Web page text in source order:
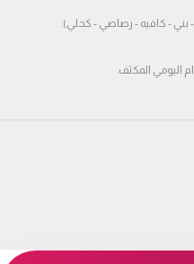
بني - كافيه - رصاصي - كحلي).
اليومي المكثف.